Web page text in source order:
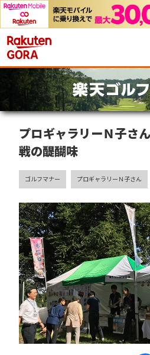
プロギャラリーＮ子さ
戦の醍醐味
ゴルフマナー
プロギャラリーＮ子さん